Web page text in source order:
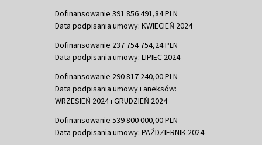
Dofinansowanie 391 856 491,84 PLN
Data podpisania umowy: KWIECIEŃ 2024
Dofinansowanie 237 754 754,24 PLN
Data podpisania umowy: LIPIEC 2024
Dofinansowanie 290 817 240,00 PLN
Data podpisania umowy i aneksów:
WRZESIEŃ 2024 i GRUDZIEŃ 2024
Dofinansowanie 539 800 000,00 PLN
Data podpisania umowy: PAŹDZIERNIK 2024